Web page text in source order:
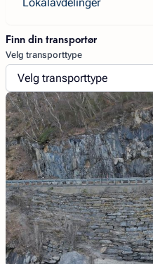
Finn din transportør
Velg transporttype